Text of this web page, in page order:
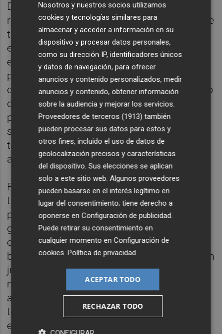
Durante los meses de abril y mayo,
recuerdan desde el sindicato, 3,4 millones de
trabajadores llegaron a estar en un
expediente de regulación temporal de
empleo (ERTE), 1,5 millones de autónomos
pararon o redujeron su actividad y millones
de empleados teletrabajaron. Con el proceso
de desescalada, se comenzó a retomar gran
parte de la actividad laboral. A cierre de
septiembre, quedaban unos 700.000
trabajadores en un ERTE y 150.000
autónomos con prestación extraordinaria.
El aumento del ritmo de bajas por covid-19
también ha tenido reflejo en el coste de esta
partida. Así, de los 224 millones que se
gastaron en marzo se pasó a 566 millones
en abril, peor mes para la pandemia, para
bajar a 170 millones en mayo, 34 millones en
junio y volver a repuntar desde los 46
millones de julio a los 144 millones de
agosto y 185 millones ya en septiembre. En
total, se han desembolsado 1.369 millones
en bajas por coronavirus, tanto infecciones
Nosotros y nuestros socios utilizamos
cookies y tecnologías similares para
almacenar y acceder a información en su
dispositivo y procesar datos personales,
como su dirección IP, identificadores únicos
y datos de navegación, para ofrecer
anuncios y contenido personalizados, medir
anuncios y contenido, obtener información
sobre la audiencia y mejorar los servicios.
Proveedores de terceros (1913) también
pueden procesar sus datos para estos y
otros fines, incluido el uso de datos de
geolocalización precisos y características
del dispositivo. Sus elecciones se aplican
solo a este sitio web. Algunos proveedores
pueden basarse en el interés legítimo en
lugar del consentimiento; tiene derecho a
oponerse enConfiguración de publicidad.
Puede retirar su consentimiento en
cualquier momento enConfiguración de
cookies.Política de privacidad
ACEPTAR TODO
RECHAZAR TODO